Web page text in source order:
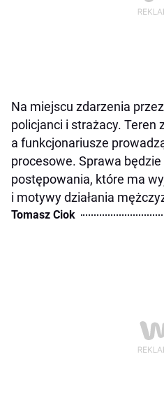
Na miejscu zdarzenia
policjanci i strażacy. Teren
a funkcjonariusze
procesowe. Sprawa
postępowania, które ma
i motywy działania
Tomasz Ciok